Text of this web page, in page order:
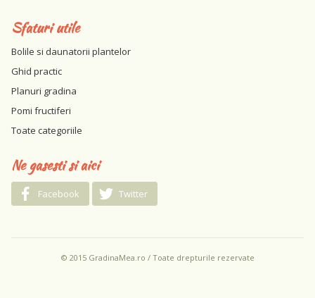
Sfaturi utile
Bolile si daunatorii plantelor
Ghid practic
Planuri gradina
Pomi fructiferi
Toate categoriile
Ne gasesti si aici
Facebook Twitter
© 2015 GradinaMea.ro / Toate drepturile rezervate